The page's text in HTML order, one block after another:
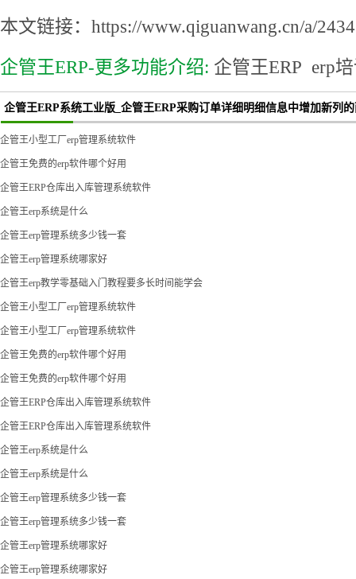
本文链接：https://www.qiguanwang.cn/a/
企管王ERP-更多功能介绍: 企管王ERP erp
企管王ERP系统工业版_企管王ERP采购订单详细明细信息中增加新列
企管王小型工厂erp管理系统软件
企管王免费的erp软件哪个好用
企管王ERP仓库出入库管理系统软件
企管王erp系统是什么
企管王erp管理系统多少钱一套
企管王erp管理系统哪家好
企管王erp教学零基础入门教程要多长时间能学会
企管王小型工厂erp管理系统软件
企管王小型工厂erp管理系统软件
企管王免费的erp软件哪个好用
企管王免费的erp软件哪个好用
企管王ERP仓库出入库管理系统软件
企管王ERP仓库出入库管理系统软件
企管王erp系统是什么
企管王erp系统是什么
企管王erp管理系统多少钱一套
企管王erp管理系统多少钱一套
企管王erp管理系统哪家好
企管王erp管理系统哪家好